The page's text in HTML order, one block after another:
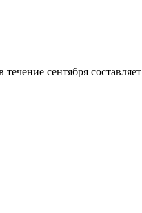
сентября составляет